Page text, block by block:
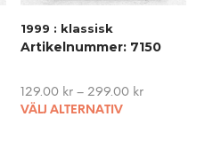
page
This
1999 : klassisk
Artikelnummer: 7150
129.00 kr– 299.00 kr
VÄLJ ALTERNATIV